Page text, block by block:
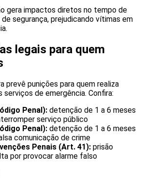
gera impactos diretos no tempo de
segurança, prejudicando vítimas em
legais para quem
prevê punições para quem realiza
serviços de emergência. Confira:
Penal): detenção de 1 a 6 meses
serviço público
Penal): detenção de 1 a 6 meses
comunicação de crime
Penais (Art. 41): prisão
por provocar alarme falso